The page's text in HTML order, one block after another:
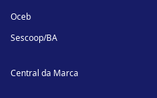
Oceb
Sescoop/BA
Central da Marca